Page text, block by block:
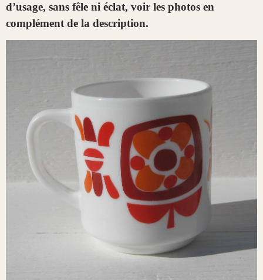
d’usage, sans fêle ni éclat, voir les photos en
complément de la description.